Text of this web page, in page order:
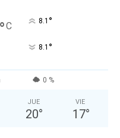
°C 8.1 °
8.1 °
0 %
JUE
20°
VIE
17°